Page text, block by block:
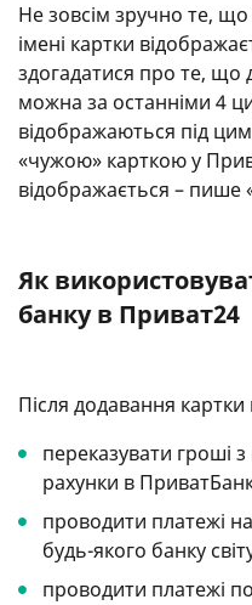
Не зовсім зручно те,
імені картки
здогадатися про те, що
можна за останніми 4
відображаються під
«чужою» карткою у
відображається – пише
Як
банку в Приват24
Після додавання
переказувати гроші з
рахунки в
проводити платежі
будь-якого банку
проводити платежі